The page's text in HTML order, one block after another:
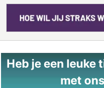
Heb je een leuke
met